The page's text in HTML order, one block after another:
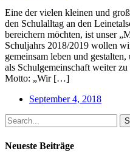
Eine der vielen kleinen und
den Schulalltag an den
bereichern möchten, ist unser
Schuljahrs 2018/2019 wollen
gemeinsam leben und
als Schulgemeinschaft weiter
Motto: „Wir […]
September 4, 2018
Neueste Beiträge